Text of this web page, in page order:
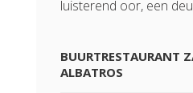
luisterend oor, een
BUURTRESTAURANT
ALBATROS